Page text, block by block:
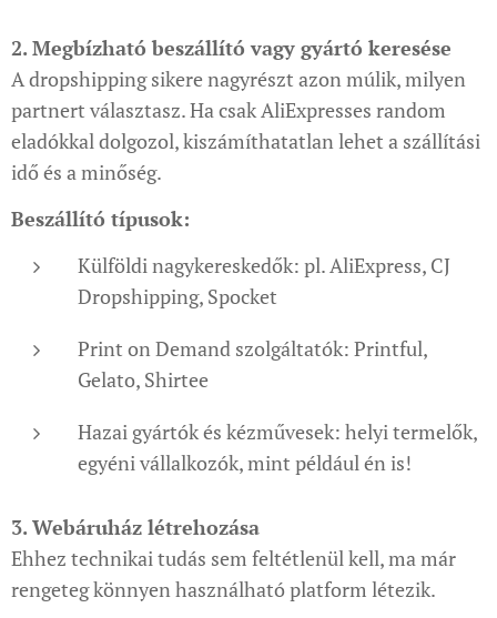
2. Megbízható beszállító vagy gyártó keresése
A dropshipping sikere nagyrészt azon múlik, milyen
partnert választasz. Ha csak AliExpresses random
eladókkal dolgozol, kiszámíthatatlan lehet a szállítási
idő és a minőség.
Beszállító típusok:
Külföldi nagykereskedők: pl. AliExpress, CJ
Dropshipping, Spocket
Print on Demand szolgáltatók: Printful,
Gelato, Shirtee
Hazai gyártók és kézművesek: helyi termelők,
egyéni vállalkozók, mint például én is!
3. Webáruház létrehozása
Ehhez technikai tudás sem feltétlenül kell, ma már
rengeteg könnyen használható platform létezik.